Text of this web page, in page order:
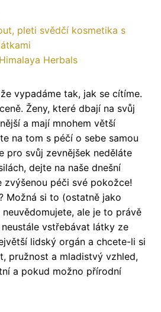
pleti svědčí kosmetika s
Herbals
vypadáme tak, jak se cítíme.
Ženy, které dbají na svůj
a mají mnohem větší
na tom s péčí o sebe samou
pro svůj zevnějšek neděláte
dejte na naše dnešní
zvýšenou péči své pokožce!
Možná si to (ostatně jako
ale je to právě
vstřebávat látky ze
lidský orgán a chcete-li si
pružnost a mladistvý vzhled,
a pokud možno přírodní